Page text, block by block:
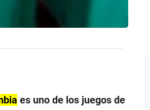
es uno de los juegos de